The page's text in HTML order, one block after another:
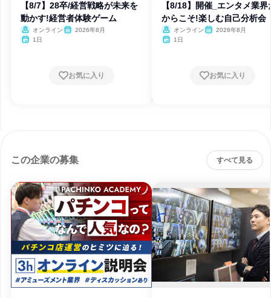
【8/7】28卒/経営戦略が未来を
動かす!経営者体験ゲーム
オンライン
2026年8月
1日
お気に入り
【8/18】開催_エンタメ業界
からこそ!楽しむ自己分析会
オンライン
2026年8月
1日
お気に入り
この企業の募集 すべて見る